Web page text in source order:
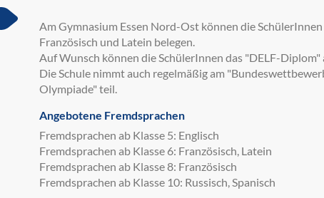
Am Gymnasium Essen Nord-Ost können die
Französisch und Latein belegen.
Auf Wunsch können die SchülerInnen das "DELF-
Die Schule nimmt auch regelmäßig am
Olympiade" teil.
Angebotene Fremdsprachen
Fremdsprachen ab Klasse 5: Englisch
Fremdsprachen ab Klasse 6: Französisch, Latein
Fremdsprachen ab Klasse 8: Französisch
Fremdsprachen ab Klasse 10: Russisch, Spanisch